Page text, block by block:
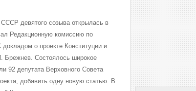
девятого созыва открылась в
Редакционную комиссию по
докладом о проекте Конституции и
Брежнев. Состоялось широкое
92 депутата Верховного Совета
добавить одну новую статью. В